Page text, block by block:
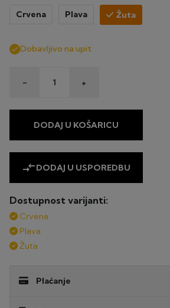
Crvena Plava Žuta
 Dobavljivo na upit
- +
DODAJ U KOŠARICU
compare_arrowsDODAJ U USPOREDBU
Dostupnost varijanti:
Crvena
Plava
Žuta
Plaćanje